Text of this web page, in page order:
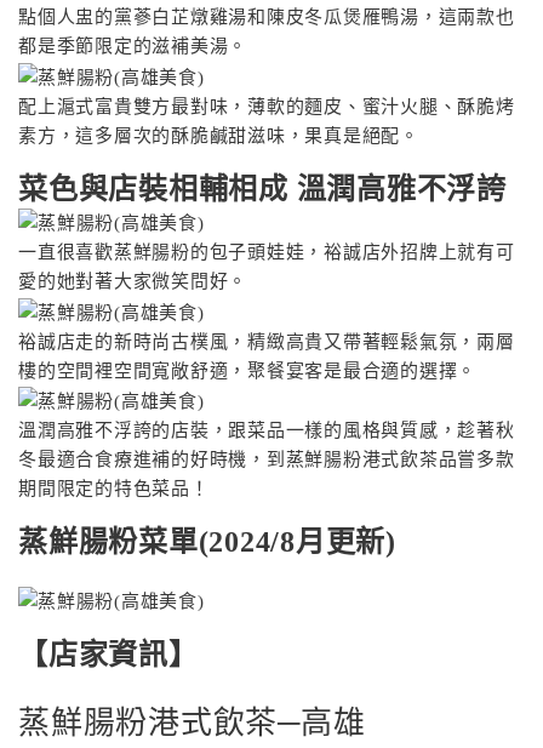
點個人盅的黨蔘白芷燉雞湯和陳皮冬瓜煲雁鴨湯，這兩款也
都是季節限定的滋補美湯。
配上滬式富貴雙方最對味，薄軟的麵皮、蜜汁火腿、酥脆烤
素方，這多層次的酥脆鹹甜滋味，果真是絕配。
菜色與店裝相輔相成 溫潤高雅不浮誇
一直很喜歡蒸鮮腸粉的包子頭娃娃，裕誠店外招牌上就有可
愛的她對著大家微笑問好。
裕誠店走的新時尚古樸風，精緻高貴又帶著輕鬆氣氛，兩層
樓的空間裡空間寬敞舒適，聚餐宴客是最合適的選擇。
溫潤高雅不浮誇的店裝，跟菜品一樣的風格與質感，趁著秋
冬最適合食療進補的好時機，到蒸鮮腸粉港式飲茶品嘗多款
期間限定的特色菜品！
蒸鮮腸粉菜單(2024/8月更新)
【店家資訊】
蒸鮮腸粉港式飲茶─高雄